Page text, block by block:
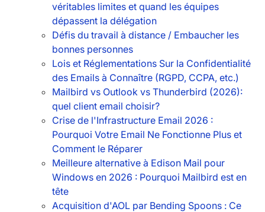
véritables limites et quand les équipes
dépassent la délégation
Défis du travail à distance / Embaucher les
bonnes personnes
Lois et Réglementations Sur la Confidentialité
des Emails à Connaître (RGPD, CCPA, etc.)
Mailbird vs Outlook vs Thunderbird (2026):
quel client email choisir?
Crise de l'Infrastructure Email 2026 :
Pourquoi Votre Email Ne Fonctionne Plus et
Comment le Réparer
Meilleure alternative à Edison Mail pour
Windows en 2026 : Pourquoi Mailbird est en
tête
Acquisition d'AOL par Bending Spoons : Ce